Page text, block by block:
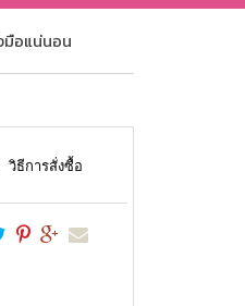
อแน่นอน
วิธีการสั่งซื้อ